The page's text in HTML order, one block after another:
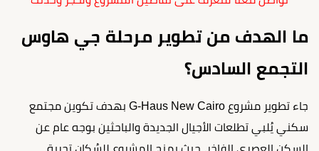
ما الهدف من تطوير مرحلة جي هاوس
التجمع السادس؟
جاء تطوير مشروع G-Haus New Cairo بهدف تكوين مجتمع
سكني يُلبي تطلعات الأجيال الجديدة والباحثين بوجه عام عن
السكن العصري الفاخر، حيث يمنح المشروع للسُكان تجربة